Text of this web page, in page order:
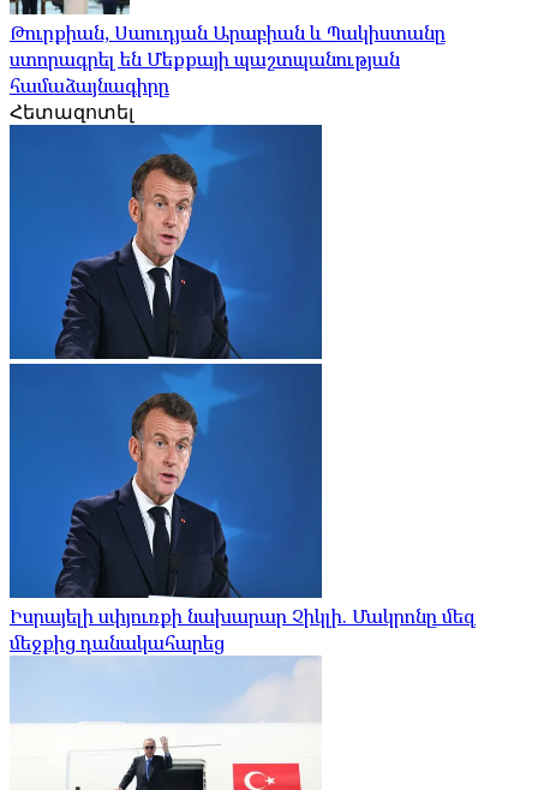
Թուրքիան, Սաուդյան Արաբիան և Պակիստանը
ստորագրել են Մեքքայի պաշտպանության
համաձայնագիրը
Հետազոտել
Իսրայելի սփյուռքի նախարար Չիկլի. Մակրոնը մեզ
մեջքից դանակահարեց